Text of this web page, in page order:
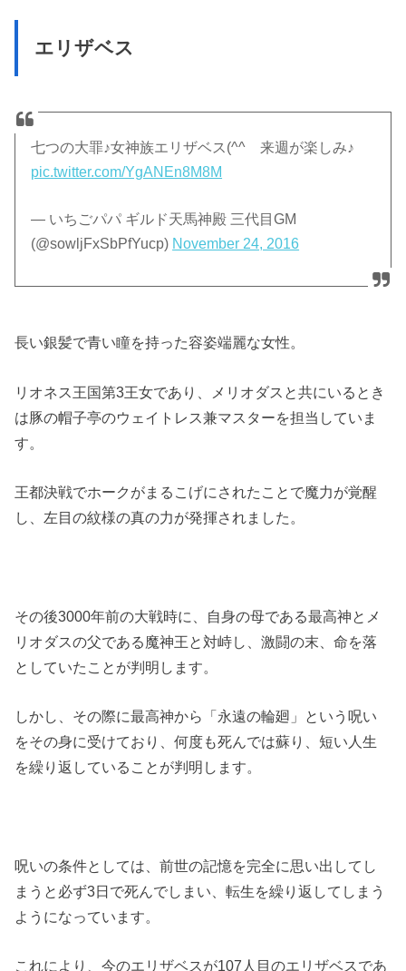
エリザベス
七つの大罪♪女神族エリザベス(^^ゞ来週が楽しみ♪
pic.twitter.com/YgANEn8M8M
— いちごパパ ギルド天馬神殿 三代目GM
(@sowljFxSbPfYucp) November 24, 2016
長い銀髪で青い瞳を持った容姿端麗な女性。
リオネス王国第3王女であり、メリオダスと共にいるとき
は豚の帽子亭のウェイトレス兼マスターを担当していま
す。
王都決戦でホークがまるこげにされたことで魔力が覚醒
し、左目の紋様の真の力が発揮されました。
その後3000年前の大戦時に、自身の母である最高神とメ
リオダスの父である魔神王と対峙し、激闘の末、命を落
としていたことが判明します。
しかし、その際に最高神から「永遠の輪廻」という呪い
をその身に受けており、何度も死んでは蘇り、短い人生
を繰り返していることが判明します。
呪いの条件としては、前世の記憶を完全に思い出してし
まうと必ず3日で死んでしまい、転生を繰り返してしまう
ようになっています。
これにより、今のエリザベスが107人目のエリザベスであ